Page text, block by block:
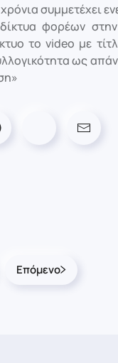
συμμετέχει
φορέων
το video με
ως
Επόμενο